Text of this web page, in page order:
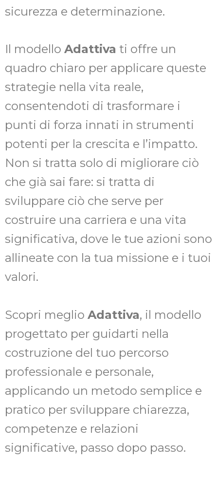
sicurezza e determinazione.
Il modello Adattiva ti offre un
quadro chiaro per applicare queste
strategie nella vita reale,
consentendoti di trasformare i
punti di forza innati in strumenti
potenti per la crescita e l’impatto.
Non si tratta solo di migliorare ciò
che già sai fare: si tratta di
sviluppare ciò che serve per
costruire una carriera e una vita
significativa, dove le tue azioni sono
allineate con la tua missione e i tuoi
valori.
Scopri meglio Adattiva, il modello
progettato per guidarti nella
costruzione del tuo percorso
professionale e personale,
applicando un metodo semplice e
pratico per sviluppare chiarezza,
competenze e relazioni
significative, passo dopo passo.